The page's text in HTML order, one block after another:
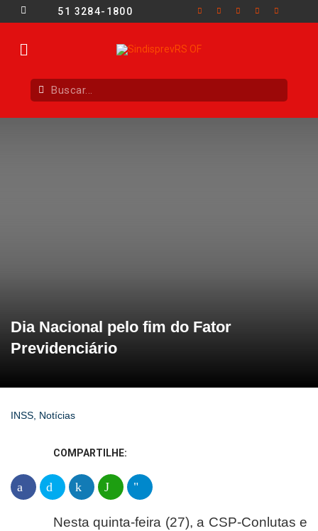
51 3284-1800
Dia Nacional pelo fim do Fator
Previdenciário
INSS, Notícias
COMPARTILHE:
Nesta quinta-feira (27), a CSP-Conlutas e